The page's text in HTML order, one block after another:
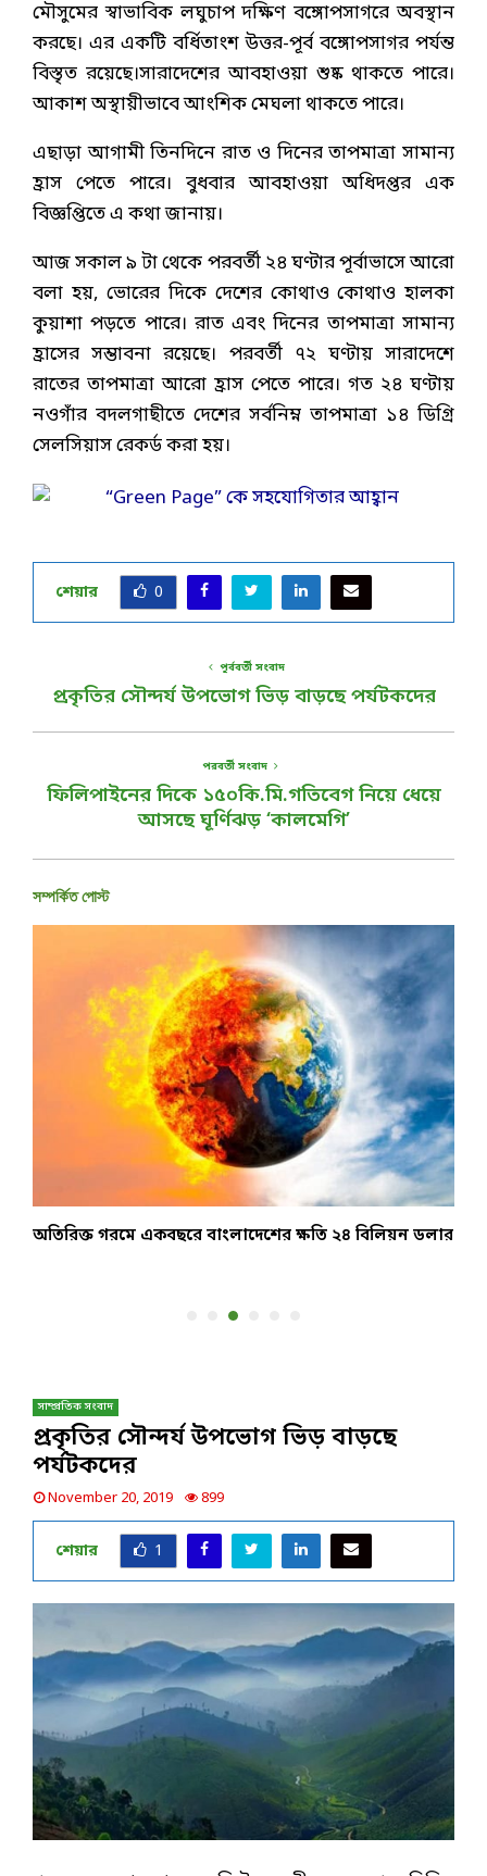
মৌসুমের স্বাভাবিক লঘুচাপ দক্ষিণ বঙ্গোপসাগরে অবস্থান
করছে। এর একটি বর্ধিতাংশ উত্তর-পূর্ব বঙ্গোপসাগর পর্যন্ত
বিস্তৃত রয়েছে।সারাদেশের আবহাওয়া শুষ্ক থাকতে পারে।
আকাশ অস্থায়ীভাবে আংশিক মেঘলা থাকতে পারে।
এছাড়া আগামী তিনদিনে রাত ও দিনের তাপমাত্রা সামান্য
হ্রাস পেতে পারে। বুধবার আবহাওয়া অধিদপ্তর এক
বিজ্ঞপ্তিতে এ কথা জানায়।
আজ সকাল ৯ টা থেকে পরবর্তী ২৪ ঘণ্টার পূর্বাভাসে আরো
বলা হয়, ভোরের দিকে দেশের কোথাও কোথাও হালকা
কুয়াশা পড়তে পারে। রাত এবং দিনের তাপমাত্রা সামান্য
হ্রাসের সম্ভাবনা রয়েছে। পরবর্তী ৭২ ঘণ্টায় সারাদেশে
রাতের তাপমাত্রা আরো হ্রাস পেতে পারে। গত ২৪ ঘণ্টায়
নওগাঁর বদলগাছীতে দেশের সর্বনিম্ন তাপমাত্রা ১৪ ডিগ্রি
সেলসিয়াস রেকর্ড করা হয়।
শেয়ার 0
পূর্ববর্তী সংবাদ
প্রকৃতির সৌন্দর্য উপভোগ ভিড় বাড়ছে পর্যটকদের
পরবর্তী সংবাদ
ফিলিপাইনের দিকে ১৫০কি.মি.গতিবেগ নিয়ে ধেয়ে
আসছে ঘূর্ণিঝড় ‘কালমেগি’
সম্পর্কিত পোস্ট
অতিরিক্ত গরমে একবছরে বাংলাদেশের ক্ষতি ২৪ বিলিয়ন ডলার
সাম্প্রতিক সংবাদ
প্রকৃতির সৌন্দর্য উপভোগ ভিড় বাড়ছে
পর্যটকদের
November 20, 2019 899
শেয়ার 1